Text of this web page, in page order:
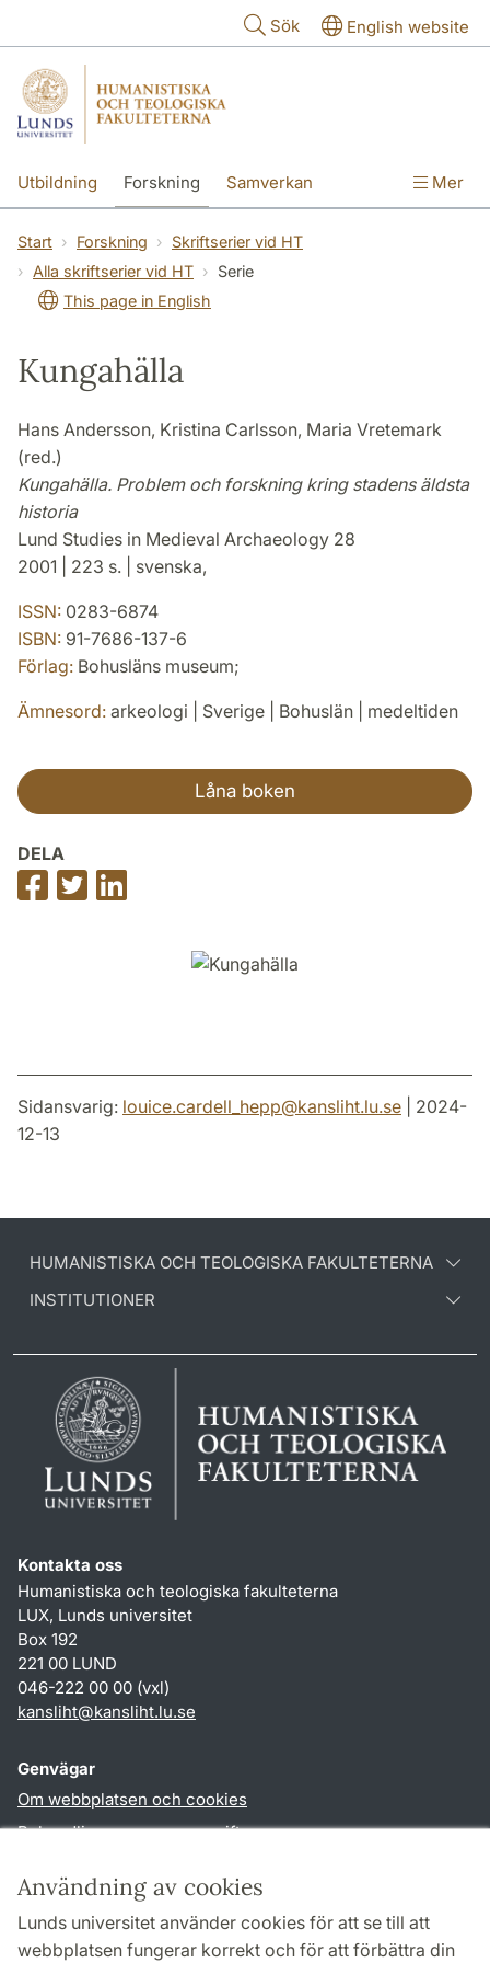
Användning av cookies
Lunds universitet använder cookies för att se till att
webbplatsen fungerar korrekt och för att förbättra din
Sök English website
Utbildning Forskning Samverkan Mer
Start Forskning
Skriftserier vid HT
Alla skriftserier vid HT
Serie
This page in English
Kungahälla
Hans Andersson, Kristina Carlsson, Maria Vretemark
(red.)
Kungahälla. Problem och forskning kring stadens äldsta
historia
Lund Studies in Medieval Archaeology 28
2001 | 223 s. | svenska,
ISSN: 0283-6874
ISBN: 91-7686-137-6
Förlag: Bohusläns museum;
Ämnesord: arkeologi | Sverige | Bohuslän | medeltiden
Låna boken
DELA
Dela
på
Dela
på
på
Sidansvarig: louice.cardell_hepp@kansliht.lu.se | 2024-
12-13
HUMANISTISKA OCH TEOLOGISKA FAKULTETERNA
INSTITUTIONER
Kontakta oss
Humanistiska och teologiska fakulteterna
LUX, Lunds universitet
Box 192
221 00 LUND
046-222 00 00 (vxl)
kansliht@kansliht.lu.se
Genvägar
Om webbplatsen och cookies
Behandling av personuppgifter
TYPO3-login